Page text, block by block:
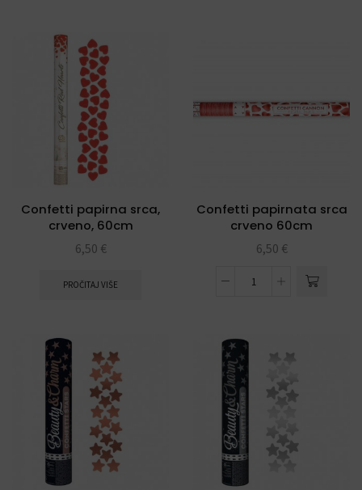
Confetti papirna srca,
crveno, 60cm
6,50 €
PROČITAJ VIŠE
Confetti papirnata srca
crveno 60cm
6,50 €